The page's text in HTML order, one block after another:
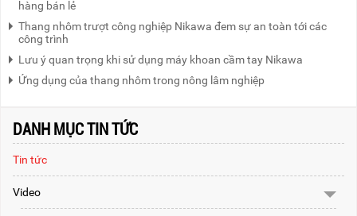
hàng bán lẻ
Thang nhôm trượt công nghiệp Nikawa đem sự an toàn tới các
công trình
Lưu ý quan trọng khi sử dụng máy khoan cầm tay Nikawa
Ứng dụng của thang nhôm trong nông lâm nghiệp
DANH MỤC TIN TỨC
Tin tức
Video